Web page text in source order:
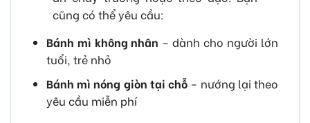
cũng có thể yêu cầu:
Bánh mì không nhân – dành cho người lớn
tuổi, trẻ nhỏ
Bánh mì nóng giòn tại chỗ – nướng lại theo
yêu cầu miễn phí